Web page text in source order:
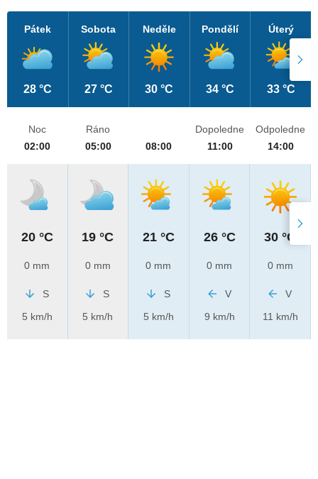
Pátek
28 °C
Sobota
27 °C
Neděle
30 °C
Pondělí
34 °C
Úterý
33 °C
Noc
02:00
20 °C
0 mm
S
5 km/h
Ráno
05:00
19 °C
0 mm
S
5 km/h
08:00
21 °C
0 mm
S
5 km/h
Dopoledne
11:00
26 °C
0 mm
V
9 km/h
Odpoledne
14:00
30 °C
0 mm
V
11 km/h